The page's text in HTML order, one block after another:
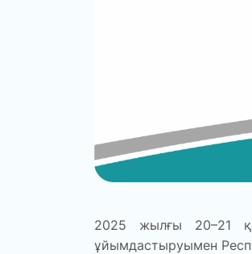
2025 жылғы 20–21
ұйымдастыруымен